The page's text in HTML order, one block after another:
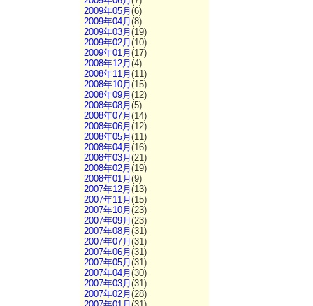
2009年05月 (6)
2009年04月 (8)
2009年03月 (19)
2009年02月 (10)
2009年01月 (17)
2008年12月 (4)
2008年11月 (11)
2008年10月 (15)
2008年09月 (12)
2008年08月 (5)
2008年07月 (14)
2008年06月 (12)
2008年05月 (11)
2008年04月 (16)
2008年03月 (21)
2008年02月 (19)
2008年01月 (9)
2007年12月 (13)
2007年11月 (15)
2007年10月 (23)
2007年09月 (23)
2007年08月 (31)
2007年07月 (31)
2007年06月 (31)
2007年05月 (31)
2007年04月 (30)
2007年03月 (31)
2007年02月 (28)